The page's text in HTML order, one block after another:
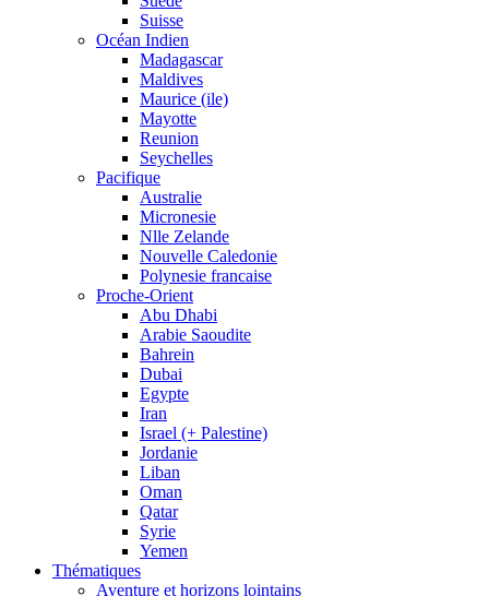
Suisse
Océan Indien
Madagascar
Maldives
Maurice (ile)
Mayotte
Reunion
Seychelles
Pacifique
Australie
Micronesie
Nlle Zelande
Nouvelle Caledonie
Polynesie francaise
Proche-Orient
Abu Dhabi
Arabie Saoudite
Bahrein
Dubai
Egypte
Iran
Israel (+ Palestine)
Jordanie
Liban
Oman
Qatar
Syrie
Yemen
Thématiques
Aventure et horizons lointains